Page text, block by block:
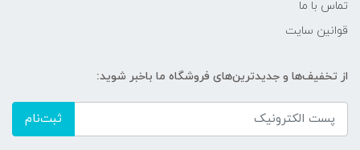
تماس با ما
قوانین سایت
از تخفیف‌ها و جدیدترین‌های فروشگاه ما باخبر شوید:
ثبت‌نام